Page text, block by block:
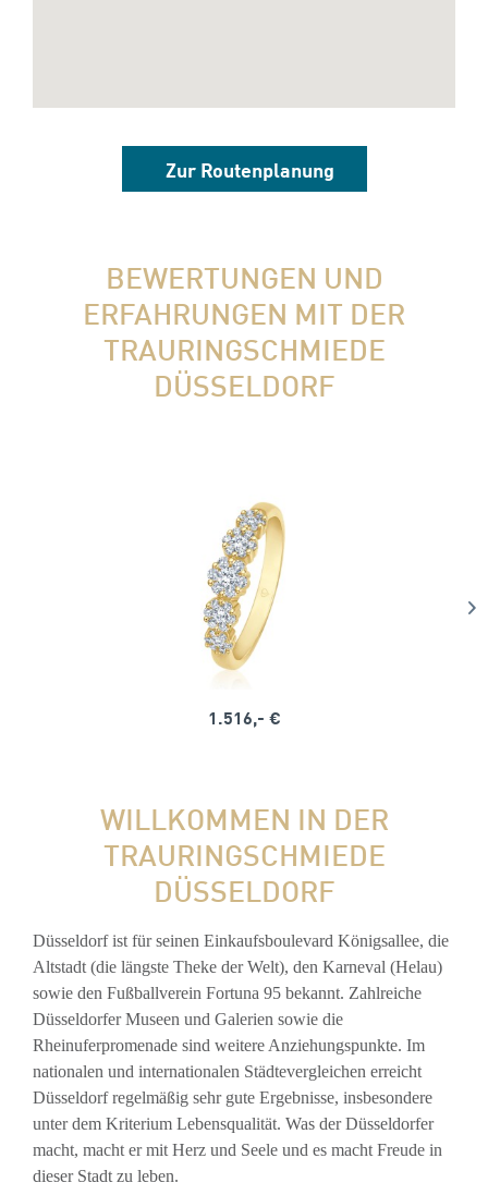
Zur Routenplanung
BEWERTUNGEN UND
ERFAHRUNGEN MIT DER
TRAURINGSCHMIEDE
DÜSSELDORF
1.516,- €
WILLKOMMEN IN DER
TRAURINGSCHMIEDE
DÜSSELDORF
Düsseldorf ist für seinen Einkaufsboulevard Königsallee, die
Altstadt (die längste Theke der Welt), den Karneval (Helau)
sowie den Fußballverein Fortuna 95 bekannt. Zahlreiche
Düsseldorfer Museen und Galerien sowie die
Rheinuferpromenade sind weitere Anziehungspunkte. Im
nationalen und internationalen Städtevergleichen erreicht
Düsseldorf regelmäßig sehr gute Ergebnisse, insbesondere
unter dem Kriterium Lebensqualität. Was der Düsseldorfer
macht, macht er mit Herz und Seele und es macht Freude in
dieser Stadt zu leben.